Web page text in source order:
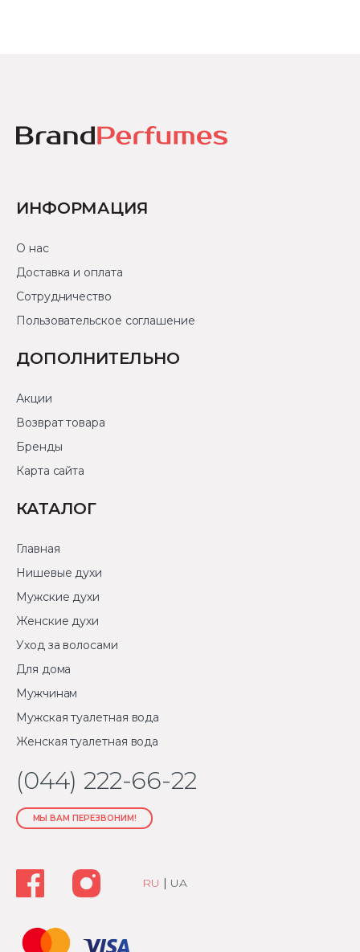
ИНФОРМАЦИЯ
О нас
Доставка и оплата
Сотрудничество
Пользовательское соглашение
ДОПОЛНИТЕЛЬНО
Акции
Возврат товара
Бренды
Карта сайта
КАТАЛОГ
Главная
Нишевые духи
Мужские духи
Женские духи
Уход за волосами
Для дома
Мужчинам
Мужская туалетная вода
Женская туалетная вода
(044) 222-66-22
МЫ ВАМ ПЕРЕЗВОНИМ!
RU | UA